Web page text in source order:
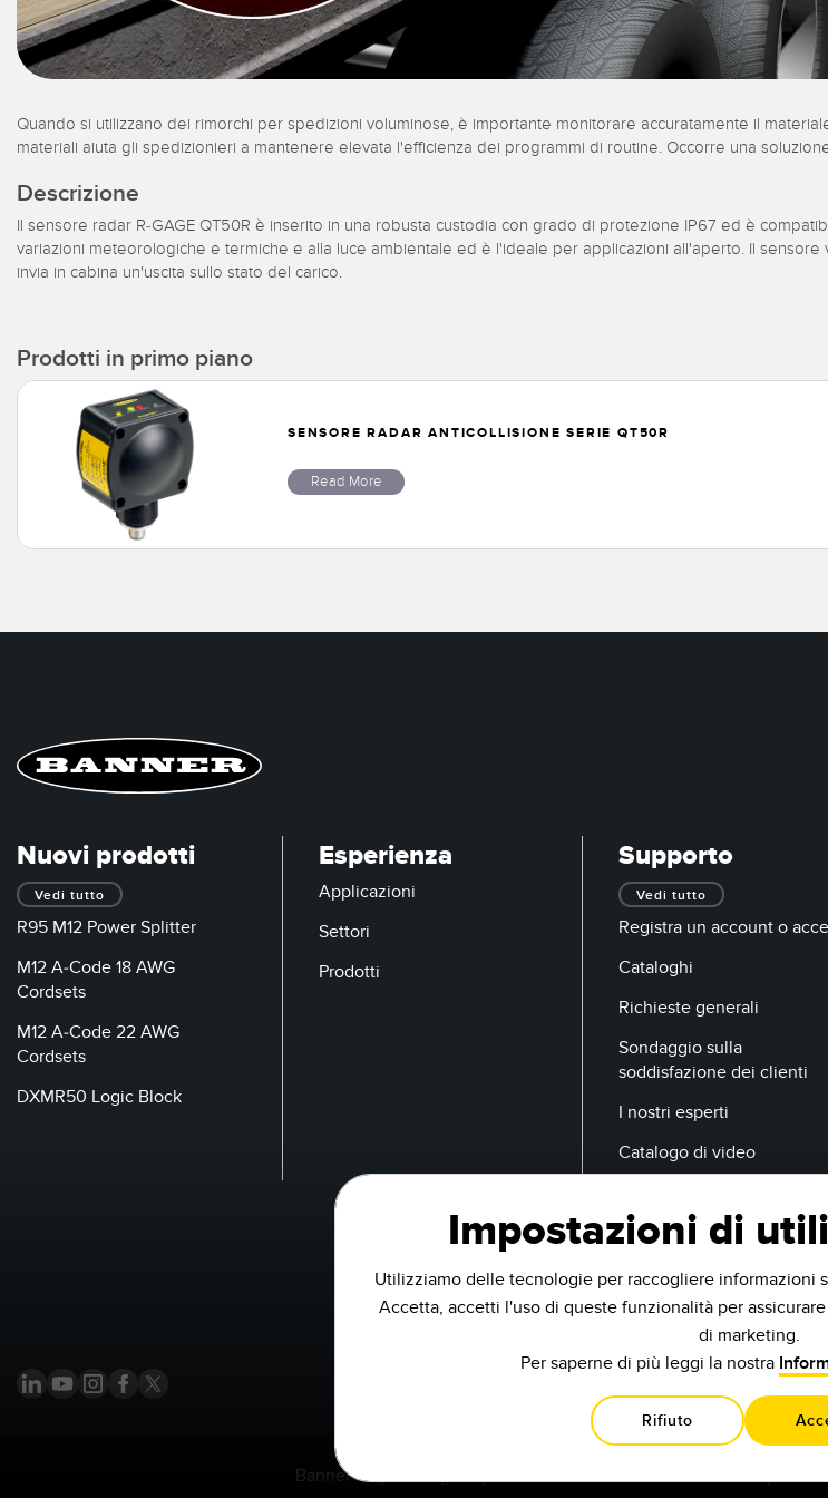
Quando si utilizzano dei rimorchi per spedizioni voluminose, è importante monitorare accuratamente il
materiali aiuta gli spedizionieri a mantenere elevata l'efficienza dei programmi di routine. Occorre una
Descrizione
Il sensore radar R-GAGE QT50R è inserito in una robusta custodia con grado di protezione IP67 ed è
variazioni meteorologiche e termiche e alla luce ambientale ed è l'ideale per applicazioni all'aperto. Il
invia in cabina un'uscita sullo stato del carico.
Prodotti in primo piano
SENSORE RADAR ANTICOLLISIONE SERIE QT50R
Read More
Nuovi prodotti
Vedi tutto
R95 M12 Power Splitter
M12 A-Code 18 AWG
Cordsets
M12 A-Code 22 AWG
Cordsets
DXMR50 Logic Block
Esperienza
Applicazioni
Settori
Prodotti
Supporto
Vedi tutto
Registra un account o
Cataloghi
Richieste generali
Sondaggio sulla
soddisfazione dei clienti
I nostri esperti
Catalogo di video
E-
Banner Engineering Corp. 9714 10th Ave N Minneapolis,
Impostazioni di
Utilizziamo delle tecnologie per raccogliere informazioni
Accetta, accetti l'uso di queste funzionalità per
di marketing.
Per saperne di più leggi la nostra
Rifiuto